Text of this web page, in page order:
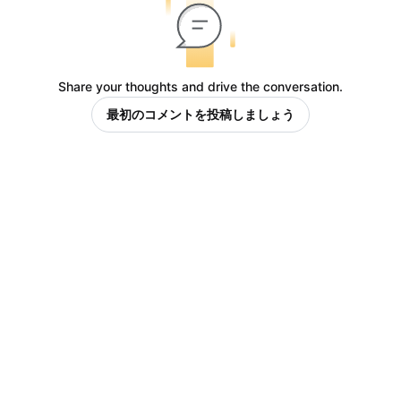
Share your thoughts and drive the conversation.
最初のコメントを投稿しましょう